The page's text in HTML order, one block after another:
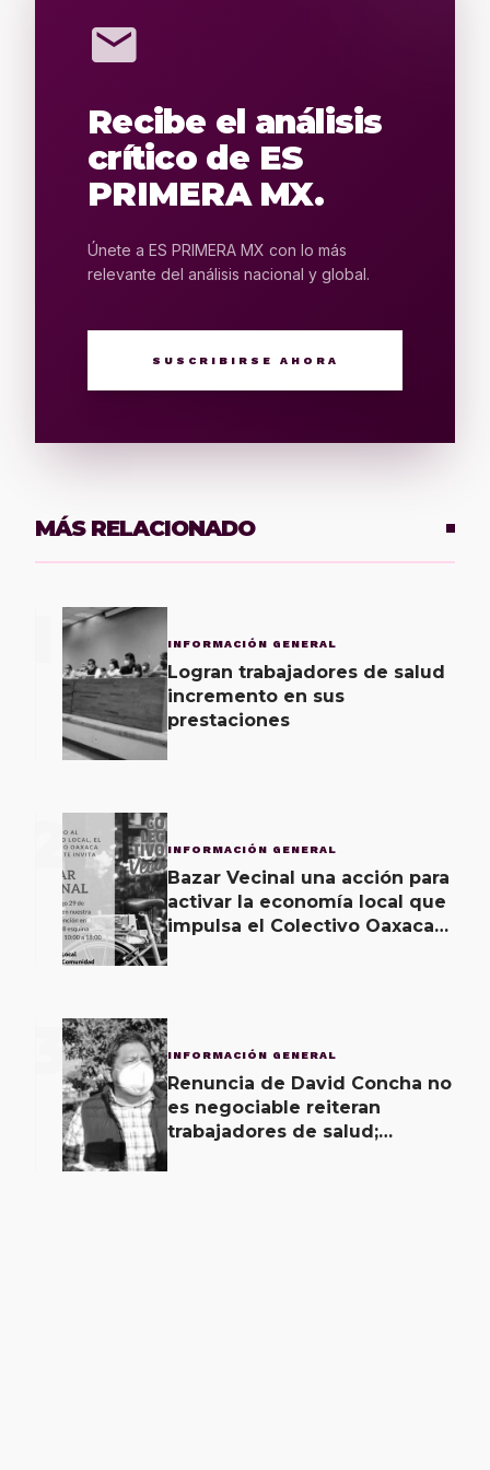
mail
Recibe el análisis
crítico de ES
PRIMERA MX.
Únete a ES PRIMERA MX con lo más
relevante del análisis nacional y global.
SUSCRIBIRSE AHORA
MÁS RELACIONADO
INFORMACIÓN GENERAL
Logran trabajadores de salud
incremento en sus
prestaciones
2 INFORMACIÓN GENERAL
Bazar Vecinal una acción para
activar la economía local que
impulsa el Colectivo Oaxaca
3 INFORMACIÓN GENERAL
Renuncia de David Concha no
es negociable reiteran
trabajadores de salud;